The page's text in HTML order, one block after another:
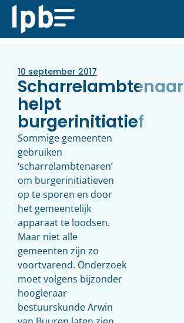
10 september 2017
Scharrelambtenaar
helpt
burgerinitiatief
Sommige gemeenten
gebruiken
‘scharrelambtenaren’
om burgerinitiatieven
op te sporen en door
het gemeentelijk
apparaat te loodsen.
Maar niet alle
gemeenten zijn zo
voortvarend. Onderzoek
moet volgens bijzonder
hoogleraar
bestuurskunde Arwin